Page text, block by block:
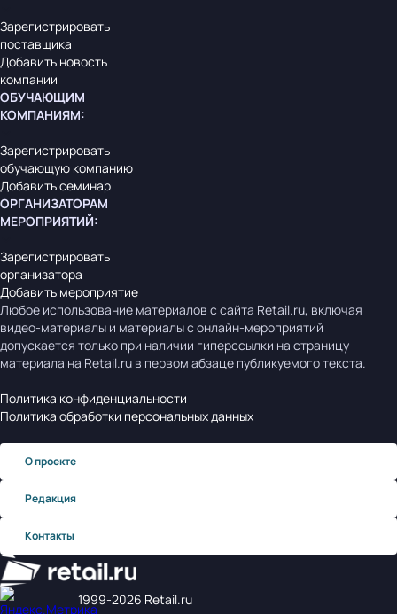
Зарегистрировать
поставщика
Добавить новость
компании
ОБУЧАЮЩИМ
КОМПАНИЯМ:
Зарегистрировать
обучающую компанию
Добавить семинар
ОРГАНИЗАТОРАМ
МЕРОПРИЯТИЙ:
Зарегистрировать
организатора
Добавить мероприятие
Любое использование материалов с сайта Retail.ru, включая
видео-материалы и материалы с онлайн-мероприятий
допускается только при наличии гиперссылки на страницу
материала на Retail.ru в первом абзаце публикуемого текста.
Политика конфиденциальности
Политика обработки персональных данных
О проекте
Редакция
Контакты
1999‑2026 Retail.ru